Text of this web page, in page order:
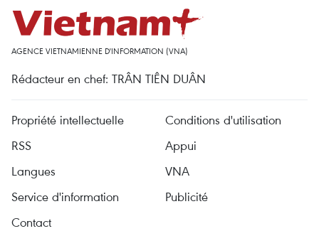
AGENCE VIETNAMIENNE D'INFORMATION (VNA)
Rédacteur en chef: TRÂN TIÊN DUÂN
Propriété intellectuelle
Conditions d'utilisation
RSS
Appui
Langues
VNA
Service d'information
Publicité
Contact